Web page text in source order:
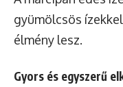
gyümölcsös
élmény lesz.
Gyors és egyszerű